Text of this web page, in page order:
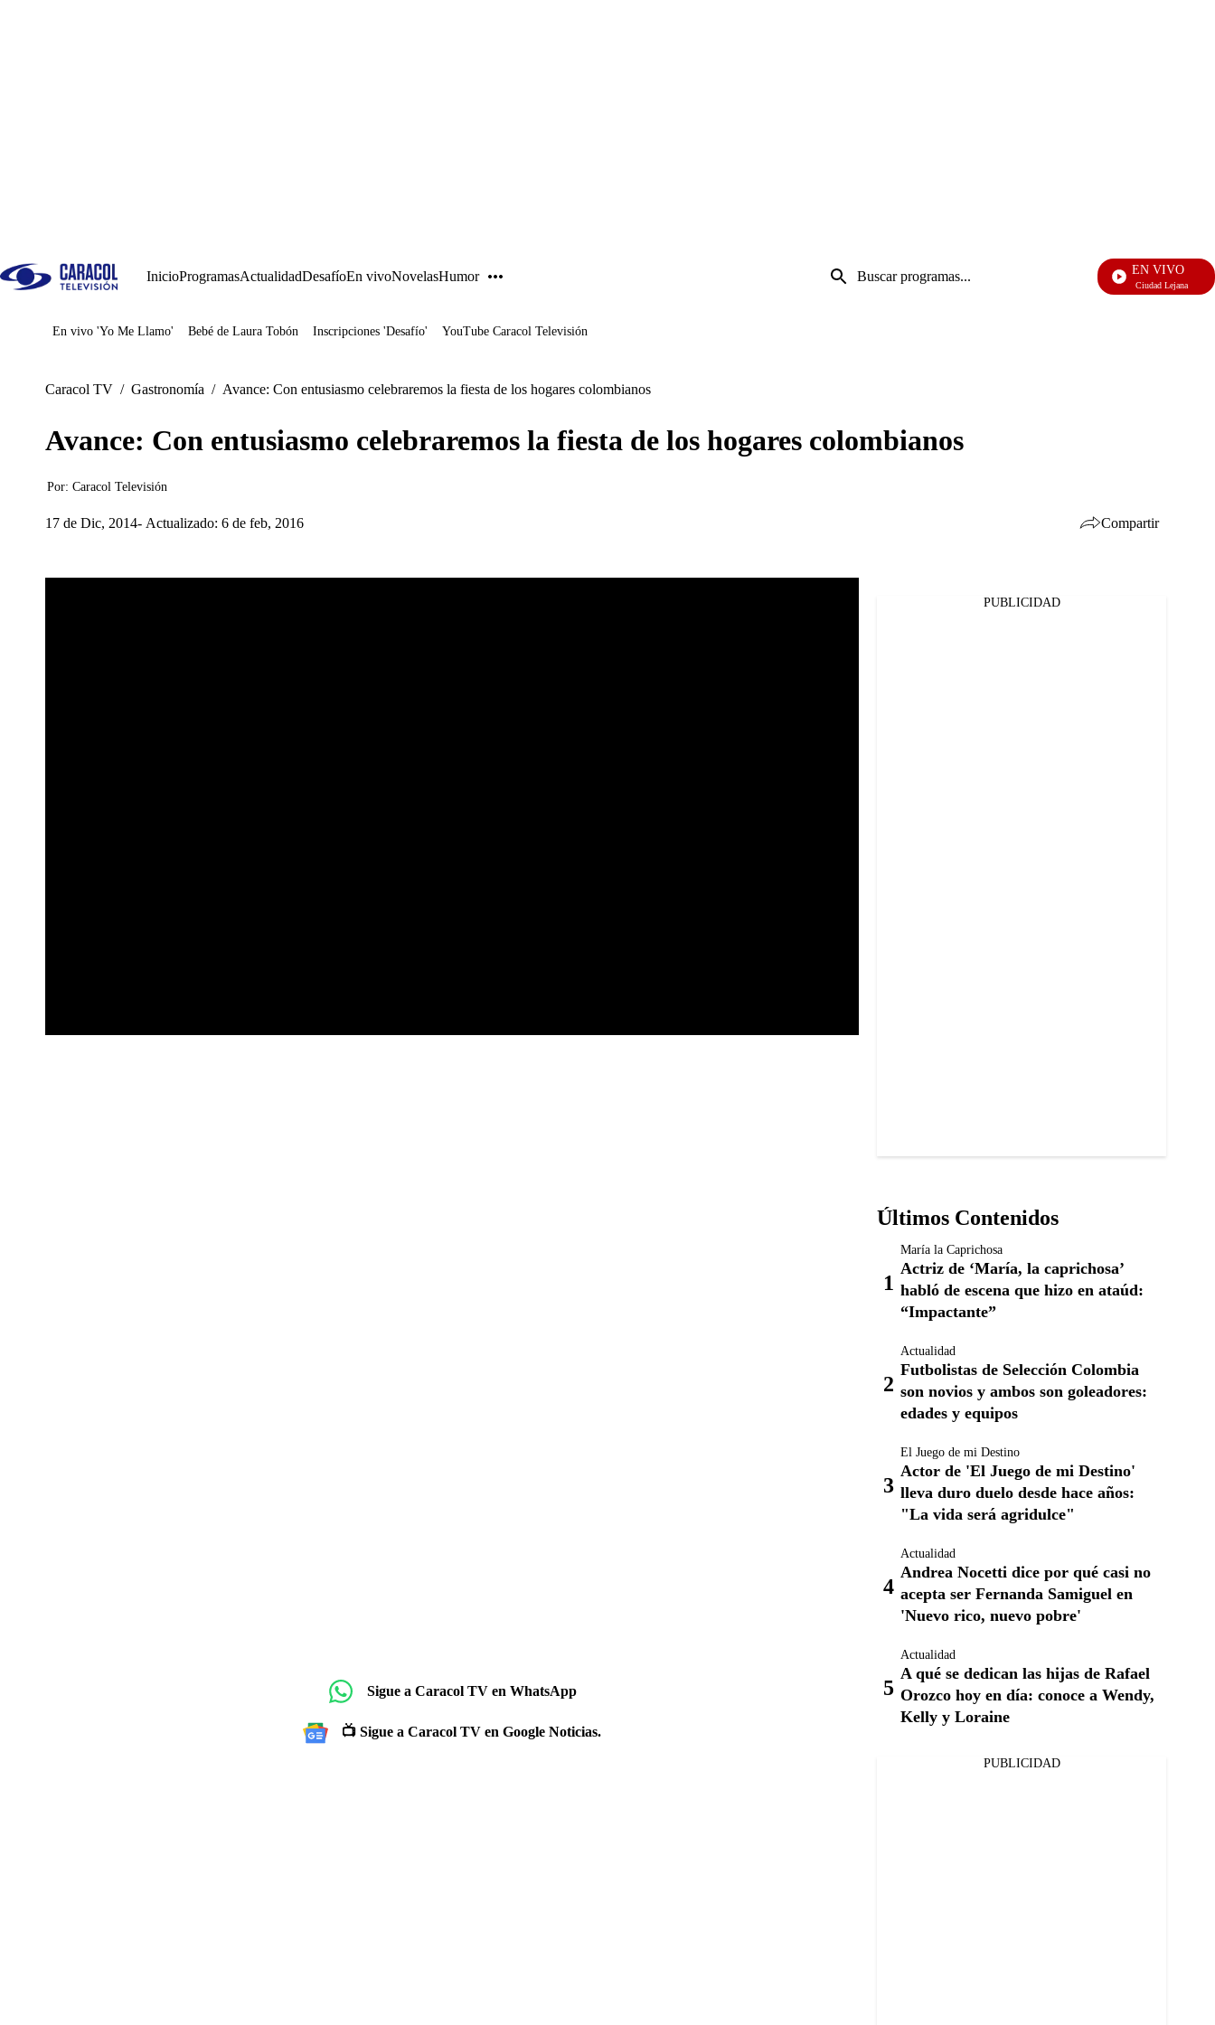
InicioProgramasActualidadDesafíoEn vivoNovelasHumor
Entrada
de
EN VIVO
Ciudad Lejana
Juegos
En vivo 'Yo Me Llamo' Bebé de Laura Tobón Inscripciones 'Desafío' YouTube Caracol Televisión
Caracol TV / Gastronomía / Avance: Con entusiasmo celebraremos la fiesta de los hogares colombianos
Avance: Con entusiasmo celebraremos la fiesta de los hogares colombianos
Por: Caracol Televisión
17 de Dic, 2014 Actualizado: 6 de feb, 2016 Compartir
Sigue a Caracol TV en WhatsApp
📺 Sigue a Caracol TV en Google Noticias.
PUBLICIDAD
Últimos Contenidos
María la Caprichosa
Actriz de ‘María, la caprichosa’
habló de escena que hizo en ataúd:
“Impactante”
Actualidad
Futbolistas de Selección Colombia
son novios y ambos son goleadores:
edades y equipos
El Juego de mi Destino
Actor de 'El Juego de mi Destino'
lleva duro duelo desde hace años:
"La vida será agridulce"
Actualidad
Andrea Nocetti dice por qué casi no
acepta ser Fernanda Samiguel en
'Nuevo rico, nuevo pobre'
Actualidad
A qué se dedican las hijas de Rafael
Orozco hoy en día: conoce a Wendy,
Kelly y Loraine
PUBLICIDAD